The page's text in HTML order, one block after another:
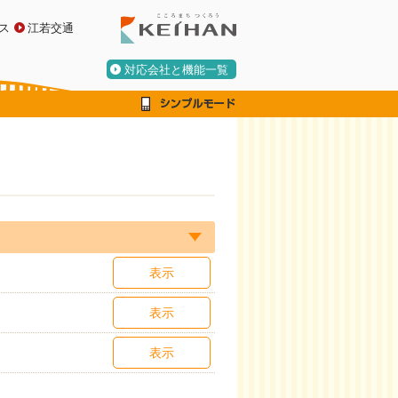
江若交通
対応会社と機能一覧
表示
表示
表示